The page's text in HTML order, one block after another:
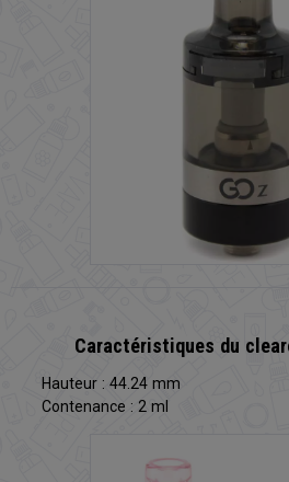
Caractéristiques du
Hauteur : 44.24 mm
Contenance : 2 ml